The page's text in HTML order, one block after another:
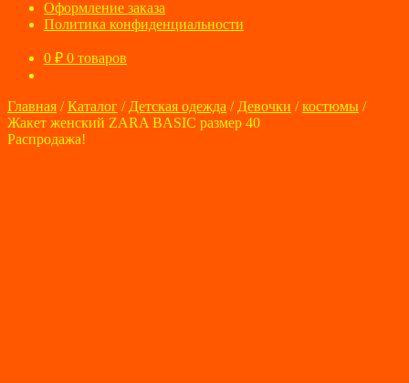
Оформление заказа
Политика конфиденциальности
0 ₽ 0 товаров
Главная /Каталог / Детская одежда / Девочки /костюмы /
Жакет женский ZARA BASIC размер 40
Распродажа!